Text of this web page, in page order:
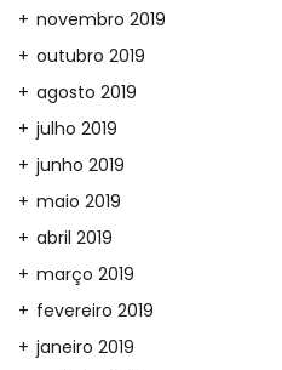
novembro 2019
outubro 2019
agosto 2019
julho 2019
junho 2019
maio 2019
abril 2019
março 2019
fevereiro 2019
janeiro 2019